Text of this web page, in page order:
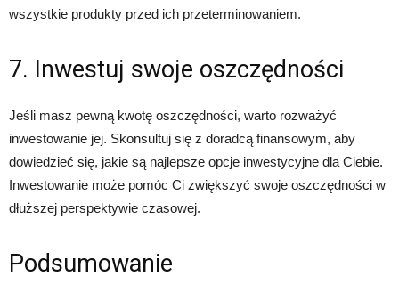
wszystkie produkty przed ich przeterminowaniem.
7. Inwestuj swoje oszczędności
Jeśli masz pewną kwotę oszczędności, warto rozważyć
inwestowanie jej. Skonsultuj się z doradcą finansowym, aby
dowiedzieć się, jakie są najlepsze opcje inwestycyjne dla Ciebie.
Inwestowanie może pomóc Ci zwiększyć swoje oszczędności w
dłuższej perspektywie czasowej.
Podsumowanie